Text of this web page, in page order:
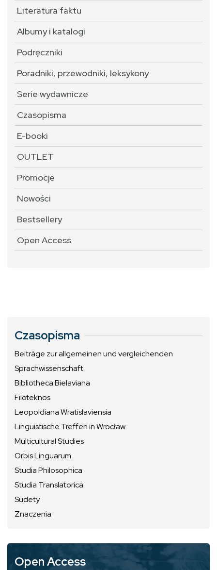
Literatura faktu
Albumy i katalogi
Podręczniki
Poradniki, przewodniki, leksykony
Serie wydawnicze
Czasopisma
E-booki
OUTLET
Promocje
Nowości
Bestsellery
Open Access
Czasopisma
Beiträge zur allgemeinen und vergleichenden
Sprachwissenschaft
Bibliotheca Bielaviana
Filoteknos
Leopoldiana Wratislaviensia
Linguistische Treffen in Wrocław
Multicultural Studies
Orbis Linguarum
Studia Philosophica
Studia Translatorica
Sudety
Znaczenia
Open Access